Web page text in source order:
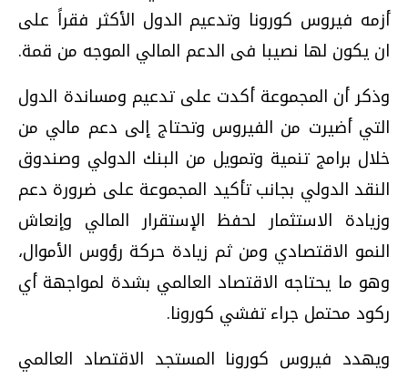
أزمه فيروس كورونا وتدعيم الدول الأكثر فقراً على
ان يكون لها نصيبا فى الدعم المالي الموجه من قمة.
وذكر أن المجموعة أكدت على تدعيم ومساندة الدول
التي أضيرت من الفيروس وتحتاج إلى دعم مالي من
خلال برامج تنمية وتمويل من البنك الدولي وصندوق
النقد الدولي بجانب تأكيد المجموعة على ضرورة دعم
وزيادة الاستثمار لحفظ الإستقرار المالي وإنعاش
النمو الاقتصادي ومن ثم زيادة حركة رؤوس الأموال،
وهو ما يحتاجه الاقتصاد العالمي بشدة لمواجهة أي
ركود محتمل جراء تفشي كورونا.
ويهدد فيروس كورونا المستجد الاقتصاد العالمي